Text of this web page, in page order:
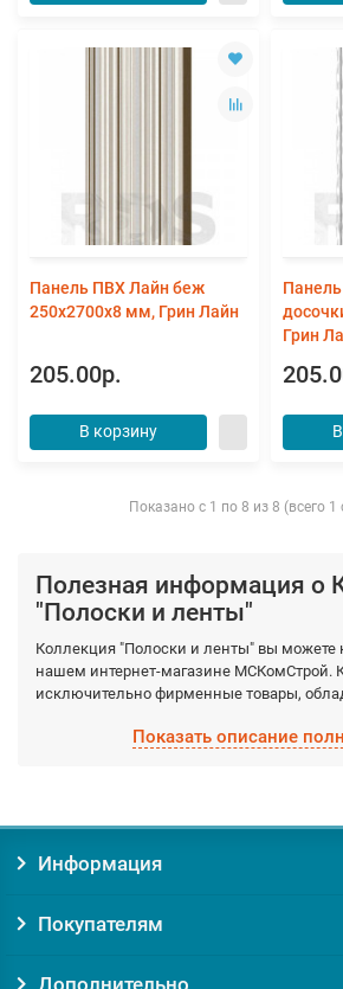
Панель ПВХ Лайн беж
250х2700х8 мм, Грин Лайн
205.00р.
В корзину
Грин
Показано с 1 по 8 из 8 (всего 1
Полезная информация о
"Полоски и ленты"
Коллекция "Полоски и ленты" вы можете
нашем интернет-магазине
исключительно фирменные товары,
фабрично из качественных материалов.
Заказывая товар Коллекция "Полоски и
Уверенность в оригинальности
Гарантию на товар от
Показать описание
Информация
Покупателям